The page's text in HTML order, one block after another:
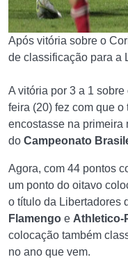
Após vitória sobre o
de classificação para a
A vitória por 3 a 1 sobre
feira (20) fez com que
encostasse na primeira
do Campeonato
Agora, com 44 pontos
um ponto do oitavo
o título da Libertadores
Flamengo e Athletico-
colocação também
no ano que vem.